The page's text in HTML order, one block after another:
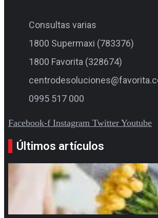
Consultas varias
1800 Supermaxi (783376)
1800 Favorita (328674)
0995 517 000
Facebook-f Instagram Twitter Youtube
Últimos artículos